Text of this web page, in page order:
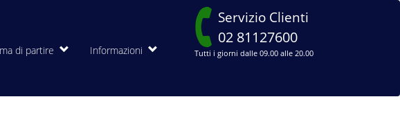
di partire Informazioni
Servizio Clienti
02 81127600
Tutti i giorni dalle 09.00 alle 20.00